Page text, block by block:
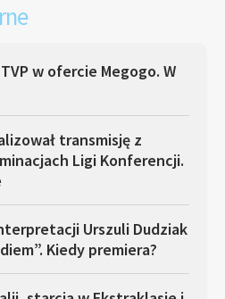
w ofercie Megogo. W
transmisję z
Ligi Konferencji.
Urszuli Dudziak
Kiedy premiera?